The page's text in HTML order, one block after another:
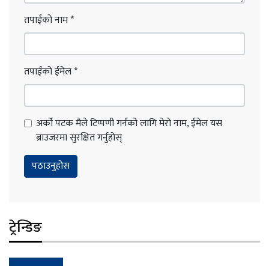
तपाईंको नाम*
तपाईंको ईमेल*
अर्को पटक मैले टिप्पणी गर्नको लागि मेरो नाम, ईमेल यस
ब्राउजरमा सुरक्षित गर्नुहोस्
ट्रेन्डिङ